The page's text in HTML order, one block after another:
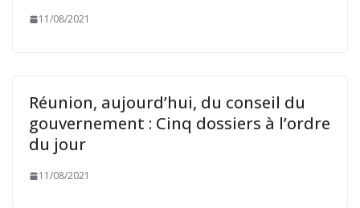
11/08/2021
Réunion, aujourd’hui, du conseil du
gouvernement : Cinq dossiers à l’ordre
du jour
11/08/2021